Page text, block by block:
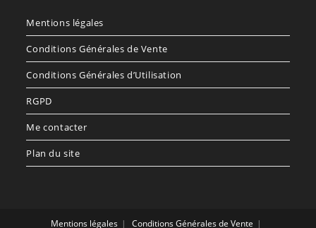
Mentions légales
Conditions Générales de Vente
Conditions Générales d’Utilisation
RGPD
Me contacter
Plan du site
Mentions légales Conditions Générales de Vente